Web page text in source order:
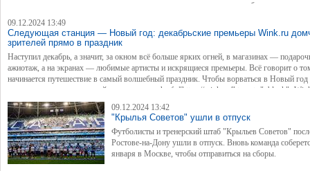
с начала года все меньше россиян планируют встретить старость за рубежом,
пенсии россияне считают сумму 110 тыс. рублей. Таковы результаты исследования
Дома ВСК, проведенного по итогам 2024 года.*
09.12.2024 13:49
Следующая станция — Новый год: декабрьские премьеры Wink.ru
зрителей прямо в праздник
Наступил декабрь, а значит, за окном всё больше ярких огней, в магазинах —
ажиотаж, а на экранах — любимые артисты и искрящиеся премьеры. Всё говорит о
начинается путешествие в самый волшебный праздник. Чтобы ворваться в Новый год
отличном настроении, онлайн-кинотеатр <a href="https://wink.ru/"
(совместное предприятие "Ростелекома" и НМГ) включает для зрителей яркие
рассказывает, как их получить. Можно искать клад и найти вдохновение, подготовить
неожиданный подарок и обрести любовь, спасти панду или победить злодеев,
мечтать всей семьей — в декабрьском кинобагаже найдется всё.
09.12.2024 13:42
"Крылья Советов" ушли в отпуск
Футболисты и тренерский штаб "Крыльев Советов"
Ростове-на-Дону ушли в отпуск. Вновь команда
января в Москве, чтобы отправиться на сборы.